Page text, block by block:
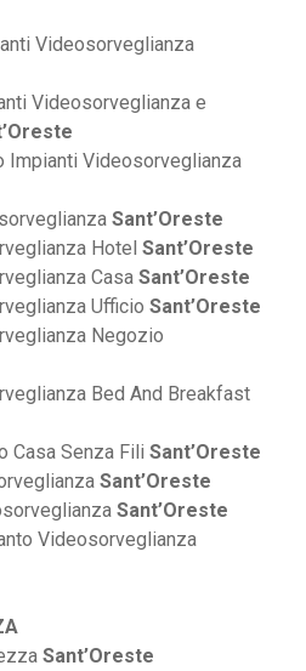
Videosorveglianza
Videosorveglianza e
Impianti Videosorveglianza
Sant’Oreste
Hotel Sant’Oreste
Casa Sant’Oreste
Ufficio Sant’Oreste
Negozio
Bed And Breakfast
Casa Senza Fili Sant’Oreste
Sant’Oreste
Sant’Oreste
Videosorveglianza
Sant’Oreste